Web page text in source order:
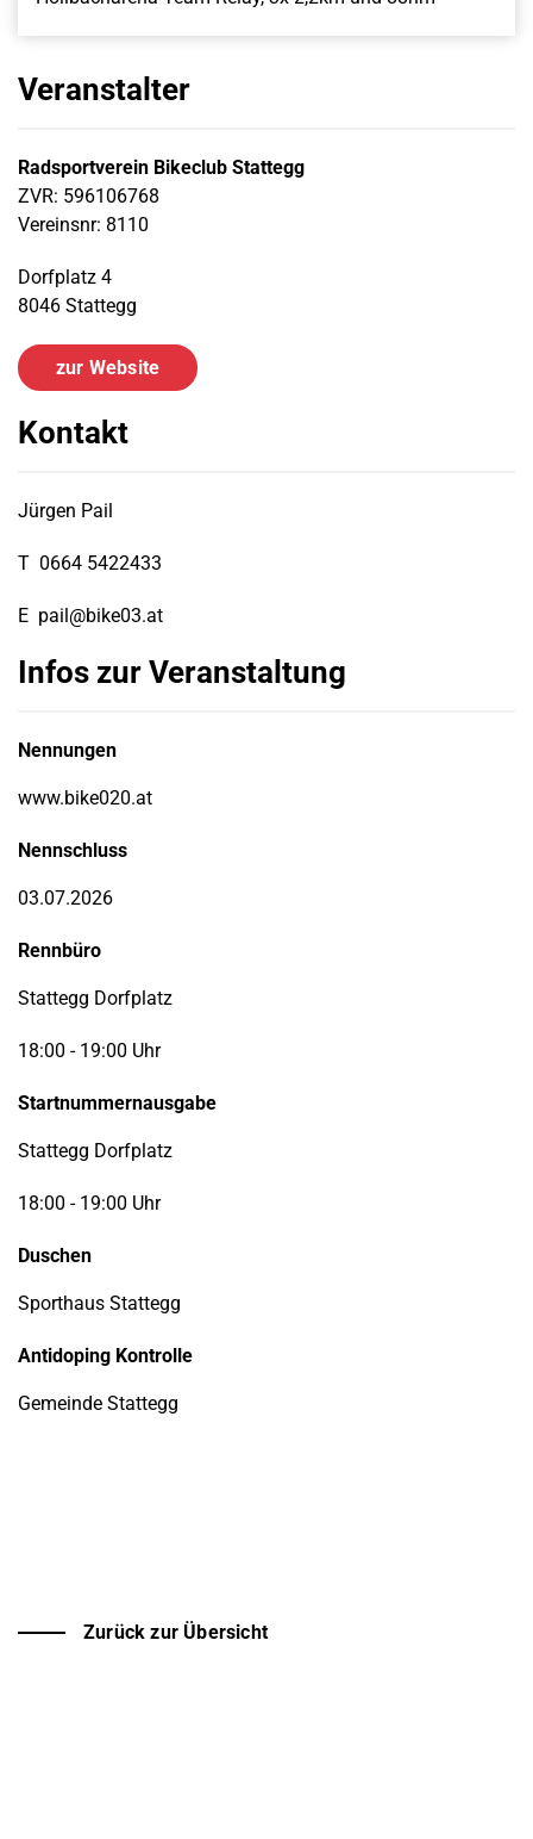
Veranstalter
Radsportverein Bikeclub Stattegg
ZVR: 596106768
Vereinsnr: 8110
Dorfplatz 4
8046 Stattegg
zur Website
Kontakt
Jürgen Pail
T 0664 5422433
E pail@bike03.at
Infos zur Veranstaltung
Nennungen
www.bike020.at
Nennschluss
03.07.2026
Rennbüro
Stattegg Dorfplatz
18:00 - 19:00 Uhr
Startnummernausgabe
Stattegg Dorfplatz
18:00 - 19:00 Uhr
Duschen
Sporthaus Stattegg
Antidoping Kontrolle
Gemeinde Stattegg
Zurück zur Übersicht